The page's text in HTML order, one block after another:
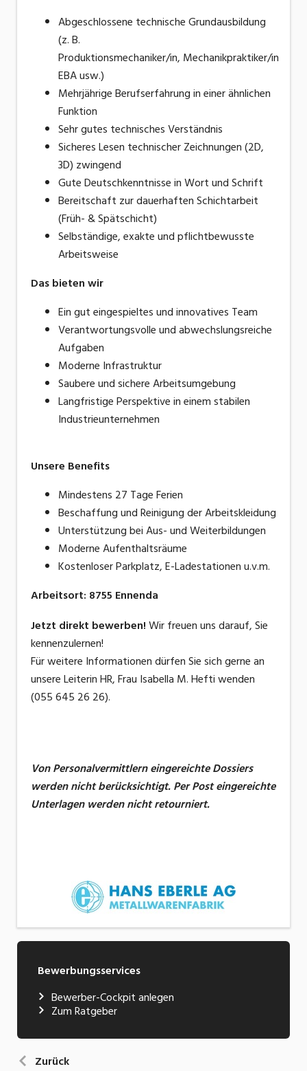
Abgeschlossene technische Grundausbildung
(z. B.
Produktionsmechaniker/in, Mechanikpraktiker/in
EBA usw.)
Mehrjährige Berufserfahrung in einer ähnlichen
Funktion
Sehr gutes technisches Verständnis
Sicheres Lesen technischer Zeichnungen (2D,
3D) zwingend
Gute Deutschkenntnisse in Wort und Schrift
Bereitschaft zur dauerhaften Schichtarbeit
(Früh- & Spätschicht)
Selbständige, exakte und pflichtbewusste
Arbeitsweise
Das bieten wir
Ein gut eingespieltes und innovatives Team
Verantwortungsvolle und abwechslungsreiche
Aufgaben
Moderne Infrastruktur
Saubere und sichere Arbeitsumgebung
Langfristige Perspektive in einem stabilen
Industrieunternehmen
Unsere Benefits
Mindestens 27 Tage Ferien
Beschaffung und Reinigung der Arbeitskleidung
Unterstützung bei Aus- und Weiterbildungen
Moderne Aufenthaltsräume
Kostenloser Parkplatz, E-Ladestationen u.v.m.
Arbeitsort: 8755 Ennenda
Jetzt direkt bewerben!Wir freuen uns darauf, Sie
kennenzulernen!
Für weitere Informationen dürfen Sie sich gerne an
unsere Leiterin HR, Frau Isabella M. Hefti wenden
(055 645 26 26).
Von Personalvermittlern eingereichte Dossiers
werden nicht berücksichtigt.Per Post eingereichte
Unterlagen werden nicht retourniert.
Bewerbungsservices
Bewerber-Cockpit anlegen
Zum Ratgeber
Zurück